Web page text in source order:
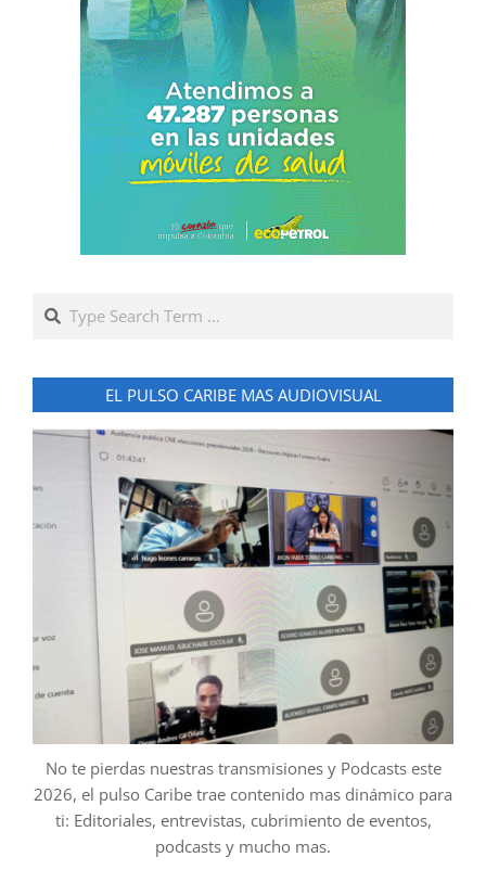
Search
EL PULSO CARIBE MAS AUDIOVISUAL
No te pierdas nuestras transmisiones y Podcasts este
2026, el pulso Caribe trae contenido mas dinámico para
ti: Editoriales, entrevistas, cubrimiento de eventos,
podcasts y mucho mas.